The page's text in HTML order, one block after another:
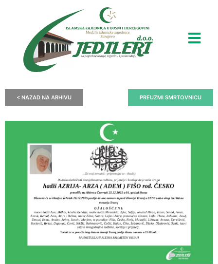
< NAZAD NA ARHIVU PREUZMI SMRTOVNICU